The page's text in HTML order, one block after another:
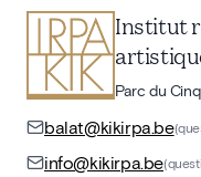
Institut
Parc du
balat@kikirpa.be
info@kikirpa.be